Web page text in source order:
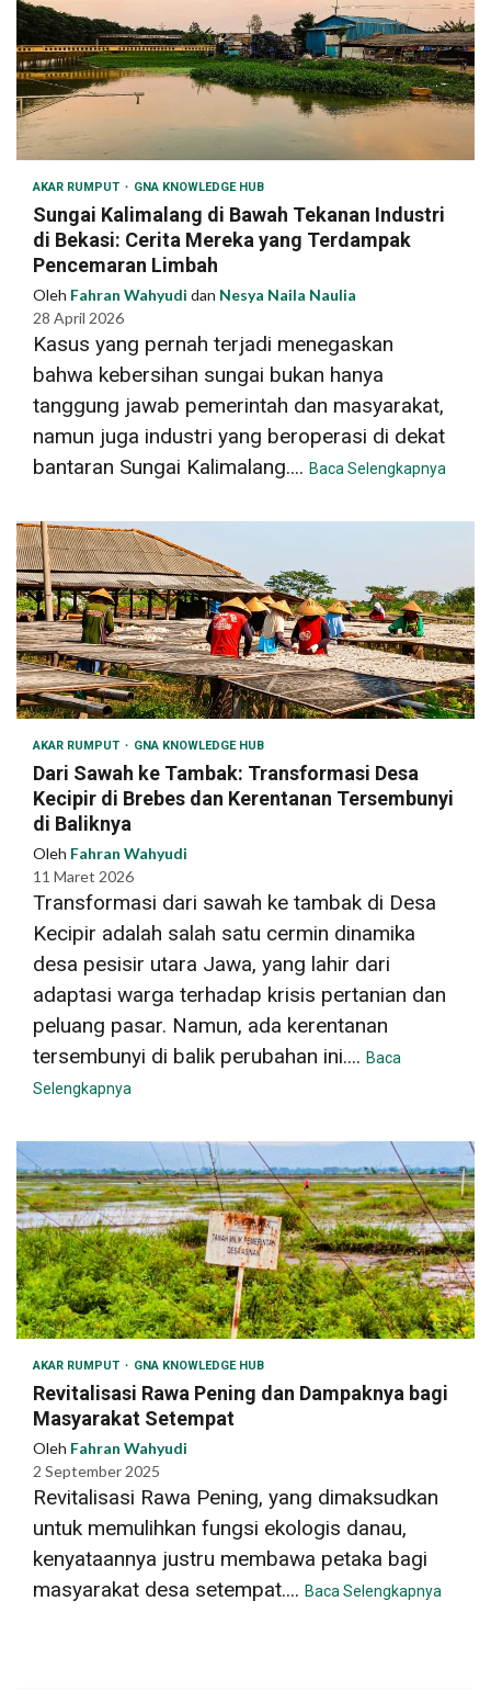
AKAR RUMPUT GNA KNOWLEDGE HUB
Sungai Kalimalang di Bawah Tekanan Industri
di Bekasi: Cerita Mereka yang Terdampak
Pencemaran Limbah
Oleh Fahran Wahyudi dan Nesya Naila Naulia
28 April 2026
Kasus yang pernah terjadi menegaskan
bahwa kebersihan sungai bukan hanya
tanggung jawab pemerintah dan masyarakat,
namun juga industri yang beroperasi di dekat
bantaran Sungai Kalimalang.... Baca Selengkapnya
AKAR RUMPUT GNA KNOWLEDGE HUB
Dari Sawah ke Tambak: Transformasi Desa
Kecipir di Brebes dan Kerentanan Tersembunyi
di Baliknya
Oleh Fahran Wahyudi
11 Maret 2026
Transformasi dari sawah ke tambak di Desa
Kecipir adalah salah satu cermin dinamika
desa pesisir utara Jawa, yang lahir dari
adaptasi warga terhadap krisis pertanian dan
peluang pasar. Namun, ada kerentanan
tersembunyi di balik perubahan ini.... Baca
Selengkapnya
AKAR RUMPUT GNA KNOWLEDGE HUB
Revitalisasi Rawa Pening dan Dampaknya bagi
Masyarakat Setempat
Oleh Fahran Wahyudi
2 September 2025
Revitalisasi Rawa Pening, yang dimaksudkan
untuk memulihkan fungsi ekologis danau,
kenyataannya justru membawa petaka bagi
masyarakat desa setempat.... Baca Selengkapnya